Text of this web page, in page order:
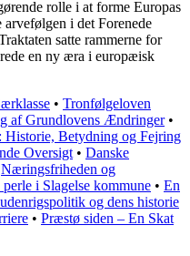
rolle i at forme Europas
i det Forenede
satte rammerne for
en ny æra i europæisk
• Tronfølgeloven
af Grundlovens Ændringer•
Historie, Betydning og Fejring
Oversigt • Danske
Næringsfriheden og
i Slagelse kommune • En
og dens historie
• Præstø siden – En Skat